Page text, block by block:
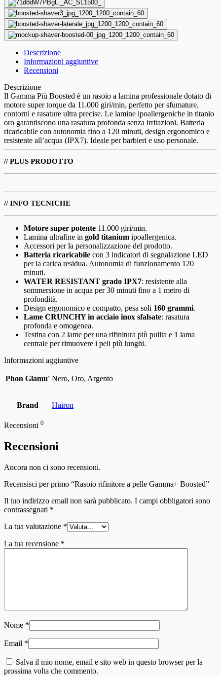
Descrizione
Informazioni aggiuntive
Recensioni
Descrizione
Il Gamma Più Boosted è un rasoio a lamina professionale dotato di
motore super torque da 11.000 giri/min, perfetto per sfumature,
contorni e rasature ultra precise. Le lamine ipoallergeniche in titanio
oro garantiscono una rasatura profonda senza irritazioni. Batteria
ricaricabile con autonomia fino a 120 minuti, design ergonomico e
resistente all’acqua (IPX7). Ideale per barbieri e uso personale.
// PLUS PRODOTTO
// INFO TECNICHE
Motore super potente 11.000 giri/min.
Lamina ultrafine in gold titanium ipoallergenica.
Accessori per la personalizzazione del prodotto.
Batteria ricaricabile con 3 indicatori di segnalazione LED
per la carica residua. Autonomia di funzionamento 120
minuti.
WATER RESISTANT grado IPX7: resistente alla
sommersione in acqua per 30 minuti fino a 1 metro di
profondità.
Design ergonomico e compatto, pesa soli 160 grammi.
Lame CRUNCHY in acciaio inox sfalsate: rasatura
profonda e omogenea.
Testina con 2 lame per una rifinitura più pulita e 1 lama
centrale per rimuovere i peli più lunghi.
Informazioni aggiuntive
Phon Glamu' Nero, Oro, Argento
Brand Hairon
Recensioni 0
Recensioni
Ancora non ci sono recensioni.
Recensisci per primo “Rasoio rifinitore a pelle Gamma+ Boosted”
Il tuo indirizzo email non sarà pubblicato. I campi obbligatori sono
contrassegnati *
La tua valutazione *
La tua recensione *
Nome *
Email *
Salva il mio nome, email e sito web in questo browser per la
prossima volta che commento.